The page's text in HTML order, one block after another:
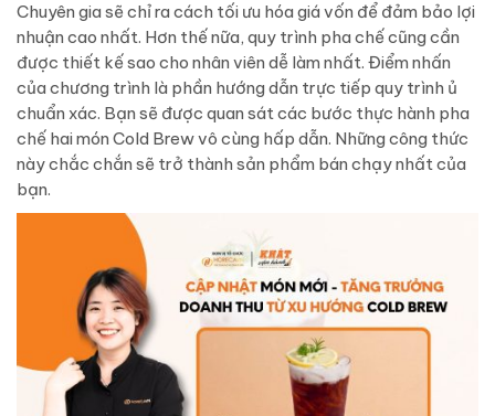
Chuyên gia sẽ chỉ ra cách tối ưu hóa giá vốn để đảm bảo lợi
nhuận cao nhất. Hơn thế nữa, quy trình pha chế cũng cần
được thiết kế sao cho nhân viên dễ làm nhất. Điểm nhấn
của chương trình là phần hướng dẫn trực tiếp quy trình ủ
chuẩn xác. Bạn sẽ được quan sát các bước thực hành pha
chế hai món Cold Brew vô cùng hấp dẫn. Những công thức
này chắc chắn sẽ trở thành sản phẩm bán chạy nhất của
bạn.